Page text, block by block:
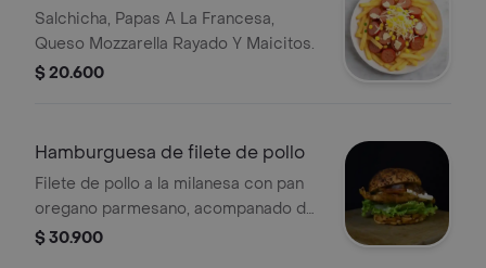
Salchicha, Papas A La Francesa,
Queso Mozzarella Rayado Y Maicitos.
$ 20.600
Hamburguesa de filete de pollo
Filete de pollo a la milanesa con pan
oregano parmesano, acompanado de
queso mozzarella, tocineta, cebolla,
$ 30.900